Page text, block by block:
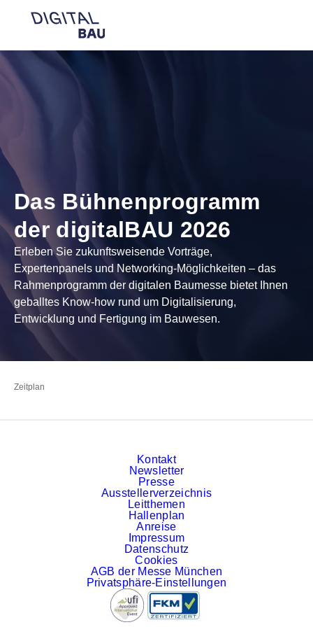
Navigation öffnen
Das Bühnenprogramm
der digitalBAU 2026
Erleben Sie zukunftsweisende Vorträge,
Expertenpanels und Networking-Möglichkeiten – das
Rahmenprogramm der digitalen Baumesse bietet Ihnen
geballtes Know-how rund um Digitalisierung,
Entwicklung und Fertigung im Bauwesen.
Zur Startseite
Zeitplan
Kontakt
Newsletter
Presse
Ausstellerverzeichnis
Leitthemen
Hallenplan
Anreise
Impressum
Datenschutz
Cookies
AGB der Messe München
Privatsphäre-Einstellungen